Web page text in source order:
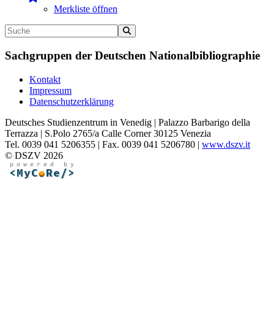
Merkliste öffnen
Sachgruppen der Deutschen Nationalbibliographie
Kontakt
Impressum
Datenschutzerklärung
Deutsches Studienzentrum in Venedig | Palazzo Barbarigo della
Terrazza | S.Polo 2765/a Calle Corner 30125 Venezia
Tel. 0039 041 5206355 | Fax. 0039 041 5206780 | www.dszv.it
© DSZV 2026